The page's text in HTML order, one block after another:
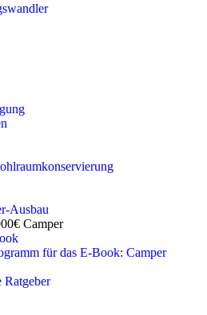
Ausbau
Camper
für das E-Book: Camper